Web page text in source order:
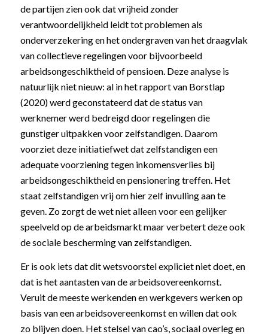
de partijen zien ook dat vrijheid zonder
verantwoordelijkheid leidt tot problemen als
onderverzekering en het ondergraven van het draagvlak
van collectieve regelingen voor bijvoorbeeld
arbeidsongeschiktheid of pensioen. Deze analyse is
natuurlijk niet nieuw: al in het rapport van Borstlap
(2020) werd geconstateerd dat de status van
werknemer werd bedreigd door regelingen die
gunstiger uitpakken voor zelfstandigen. Daarom
voorziet deze initiatiefwet dat zelfstandigen een
adequate voorziening tegen inkomensverlies bij
arbeidsongeschiktheid en pensionering treffen. Het
staat zelfstandigen vrij om hier zelf invulling aan te
geven. Zo zorgt de wet niet alleen voor een gelijker
speelveld op de arbeidsmarkt maar verbetert deze ook
de sociale bescherming van zelfstandigen.
Er is ook iets dat dit wetsvoorstel expliciet niet doet, en
dat is het aantasten van de arbeidsovereenkomst.
Veruit de meeste werkenden en werkgevers werken op
basis van een arbeidsovereenkomst en willen dat ook
zo blijven doen. Het stelsel van cao’s, sociaal overleg en